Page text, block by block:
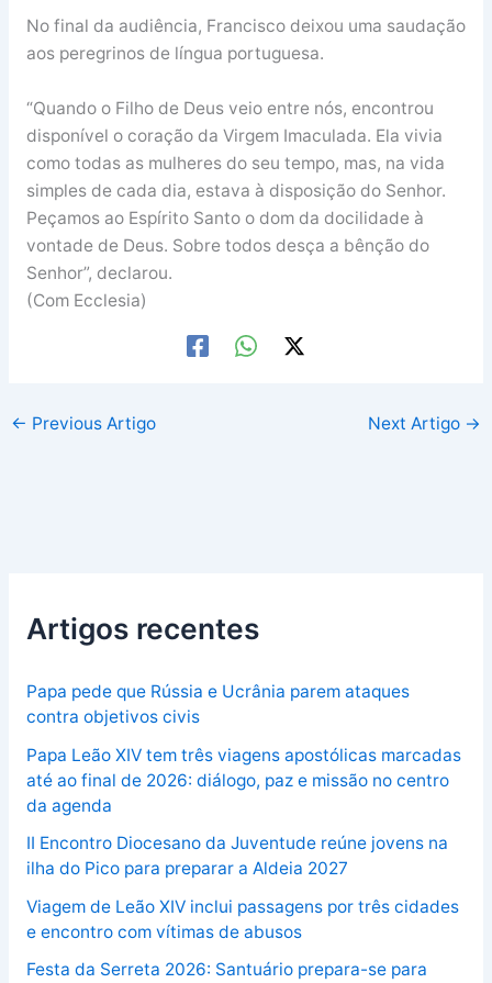
No final da audiência, Francisco deixou uma saudação
aos peregrinos de língua portuguesa.
“Quando o Filho de Deus veio entre nós, encontrou
disponível o coração da Virgem Imaculada. Ela vivia
como todas as mulheres do seu tempo, mas, na vida
simples de cada dia, estava à disposição do Senhor.
Peçamos ao Espírito Santo o dom da docilidade à
vontade de Deus. Sobre todos desça a bênção do
Senhor”, declarou.
(Com Ecclesia)
← Previous Artigo Next Artigo →
Artigos recentes
Papa pede que Rússia e Ucrânia parem ataques
contra objetivos civis
Papa Leão XIV tem três viagens apostólicas marcadas
até ao final de 2026: diálogo, paz e missão no centro
da agenda
II Encontro Diocesano da Juventude reúne jovens na
ilha do Pico para preparar a Aldeia 2027
Viagem de Leão XIV inclui passagens por três cidades
e encontro com vítimas de abusos
Festa da Serreta 2026: Santuário prepara-se para